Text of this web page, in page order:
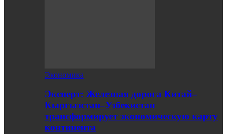
Экономика
Эксперт: Железная дорога Китай–
Кыргызстан–Узбекистан
трансформирует экономическую карту
континента